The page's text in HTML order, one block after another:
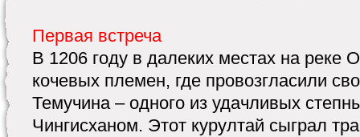
Первая встреча
В 1206 году в далеких местах на реке
кочевых племен, где провозгласили
Темучина – одного из удачливых
Чингисханом. Этот курултай сыграл